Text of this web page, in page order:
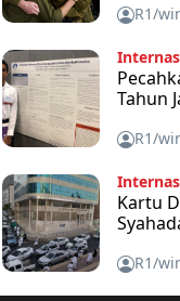
R1/
Tahun
R1/
Kartu
R1/